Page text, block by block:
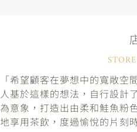
「希望顧客在夢想中的寬敞
人基於這樣的想法，自行設計
為意象，打造出由柔和鮭魚粉
地享用茶飲，度過愉悅的片刻